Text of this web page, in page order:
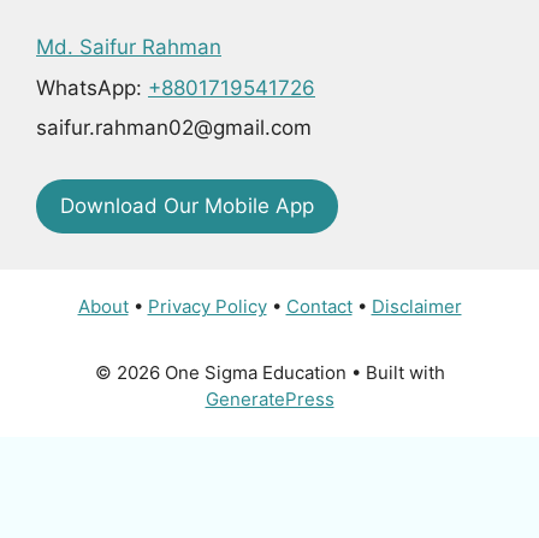
Md. Saifur Rahman
WhatsApp: +8801719541726
saifur.rahman02@gmail.com
Download Our Mobile App
About• Privacy Policy• Contact• Disclaimer
© 2026 One Sigma Education • Built with
GeneratePress